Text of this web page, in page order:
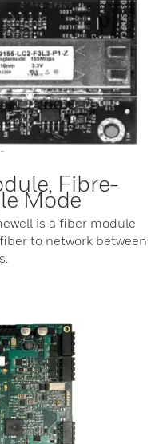
Fibre-
Mode
is a fiber module
to network between